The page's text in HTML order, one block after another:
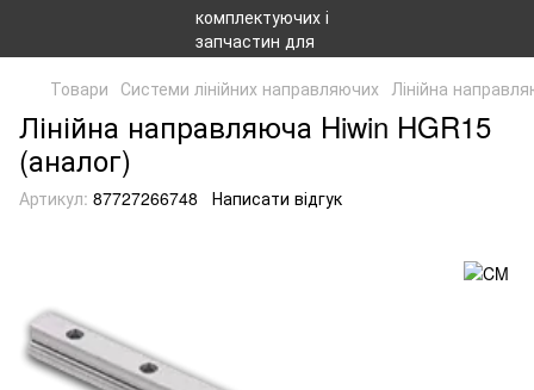
Товари Системи лінійних направляючих Лінійна
Лінійна направляюча Hiwin HGR15
(аналог)
Артикул: 87727266748 Написати відгук